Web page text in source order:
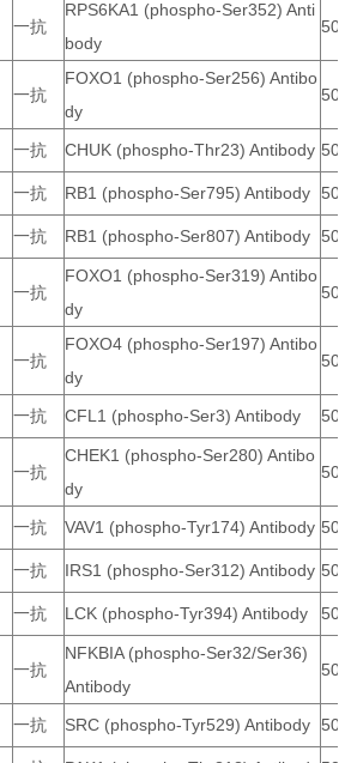
一抗
RPS6KA1 (phospho-Ser352) Anti
body
50
一抗
FOXO1 (phospho-Ser256) Antibo
dy
50
一抗 CHUK (phospho-Thr23) Antibody 50
一抗 RB1 (phospho-Ser795) Antibody 50
一抗 RB1 (phospho-Ser807) Antibody 50
一抗
FOXO1 (phospho-Ser319) Antibo
dy
50
一抗
FOXO4 (phospho-Ser197) Antibo
dy
50
一抗 CFL1 (phospho-Ser3) Antibody 50
一抗
CHEK1 (phospho-Ser280) Antibo
dy
50
一抗 VAV1 (phospho-Tyr174) Antibody 50
一抗 IRS1 (phospho-Ser312) Antibody 50
一抗 LCK (phospho-Tyr394) Antibody 50
一抗
NFKBIA (phospho-Ser32/Ser36)
Antibody
50
一抗 SRC (phospho-Tyr529) Antibody 50